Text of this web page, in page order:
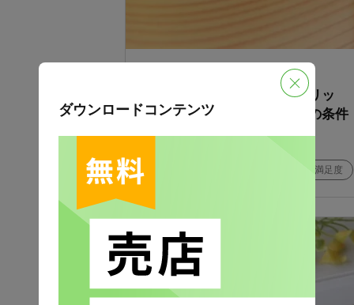
福利厚生で弁当を支給するメリッ
ト！経費として計上するための条件
は？
お役立ち情報 従業員満足度
ダウンロードコンテンツ